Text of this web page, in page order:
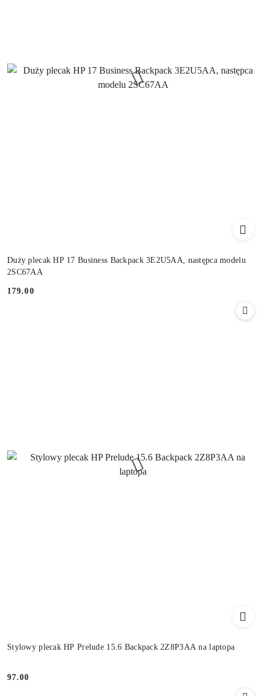
Duży plecak HP 17 Business Backpack 3E2U5AA, następca modelu
2SC67AA
Cena:
179.00
Stylowy plecak HP Prelude 15.6 Backpack 2Z8P3AA na laptopa
Cena:
97.00